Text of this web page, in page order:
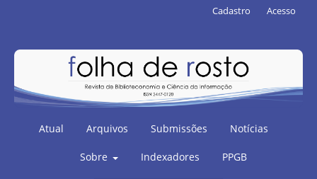
Atual Arquivos Submissões Notícias
Sobre Indexadores PPGB
Cadastro Acesso